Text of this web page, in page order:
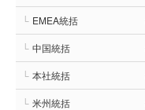
└ EMEA統括
└ 中国統括
└ 本社統括
└ 米州統括